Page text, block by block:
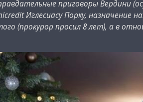
приговоры Вердини
Иглесиасу Порку, назначение
(прокурор просил 8 лет), а в